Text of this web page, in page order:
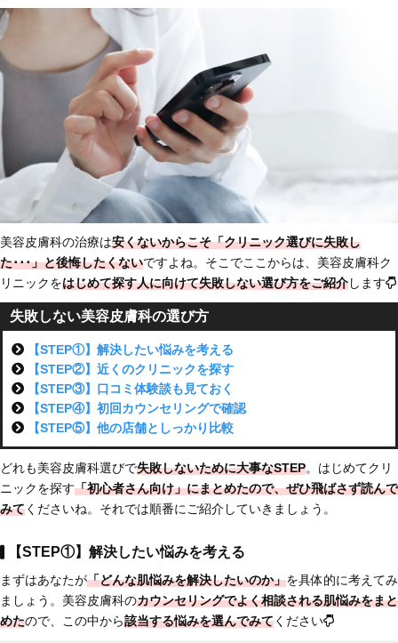
美容皮膚科の治療は安くないからこそ「クリニック選びに失敗し
た･･･」と後悔したくないですよね。そこでここからは、美容皮膚科ク
リニックをはじめて探す人に向けて失敗しない選び方をご紹介します
失敗しない美容皮膚科の選び方
【STEP①】解決したい悩みを考える
【STEP②】近くのクリニックを探す
【STEP③】口コミ体験談も見ておく
【STEP④】初回カウンセリングで確認
【STEP⑤】他の店舗としっかり比較
どれも美容皮膚科選びで失敗しないために大事なSTEP。はじめてクリ
ニックを探す「初心者さん向け」にまとめたので、ぜひ飛ばさず読んで
みてくださいね。それでは順番にご紹介していきましょう。
【STEP①】解決したい悩みを考える
まずはあなたが「どんな肌悩みを解決したいのか」を具体的に考えてみ
ましょう。美容皮膚科のカウンセリングでよく相談される肌悩みをまと
めたので、この中から該当する悩みを選んでみてください